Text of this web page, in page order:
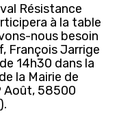
Résistance
à la table
nous besoin
François Jarrige
14h30 dans la
la Mairie de
Août, 58500